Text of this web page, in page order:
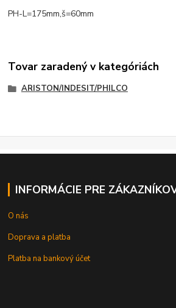
PH-L=175mm,š=60mm
Tovar zaradený v kategóriách
ARISTON/INDESIT/PHILCO
INFORMÁCIE PRE
O nás
Doprava a platba
Platba na bankový účet